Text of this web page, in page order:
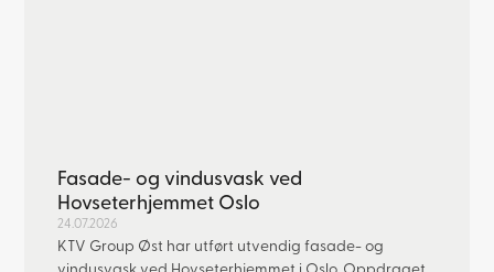
Fasade- og vindusvask ved
Hovseterhjemmet Oslo
24.07.2026
KTV Group Øst har utført utvendig fasade- og